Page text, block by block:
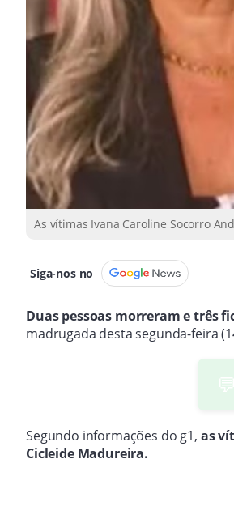
As vítimas Ivana Caroline Socorro
Siga-nos no
Duas pessoas morreram e três
madrugada desta segunda-feira
💬
Segundo informações do g1, as
Cicleide Madureira.